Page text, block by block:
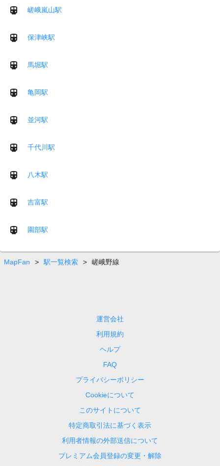
嵯峨嵐山駅
保津峡駅
馬堀駅
亀岡駅
並河駅
千代川駅
八木駅
吉富駅
園部駅
MapFan > 駅一覧検索 > 嵯峨野線
運営会社
利用規約
ヘルプ
FAQ
プライバシーポリシー
Cookieについて
このサイトについて
特定商取引法に基づく表示
利用者情報の外部送信について
プレミアム会員登録の変更・解除